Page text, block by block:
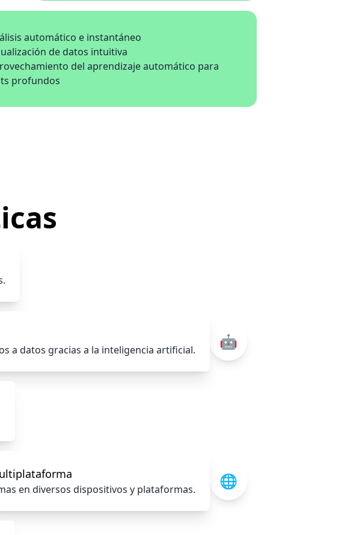
automático e instantáneo
de datos intuitiva
del aprendizaje automático para
profundos
🤖
a datos gracias a la inteligencia artificial.
🌐
en diversos dispositivos y plataformas.